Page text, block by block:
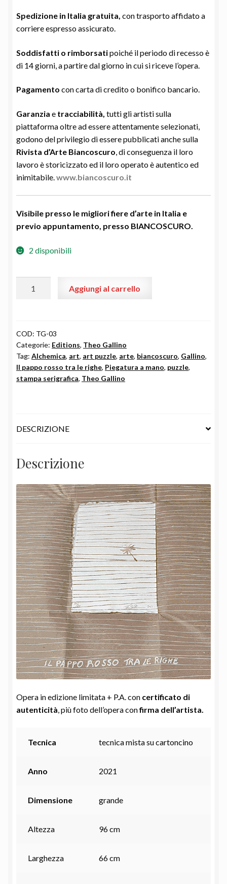
Spedizione in Italia gratuita, con trasporto affidato a
corriere espresso assicurato.
Soddisfatti o rimborsatipoiché il periodo di recesso è
di 14 giorni, a partire dal giorno in cui si riceve l’opera.
Pagamento con carta di credito o bonifico bancario.
Garanzia e tracciabilità, tutti gli artisti sulla
piattaforma oltre ad essere attentamente selezionati,
godono del privilegio di essere pubblicati anche sulla
Rivista d’Arte Biancoscuro, di conseguenza il loro
lavoro è storicizzato ed il loro operato è autentico ed
inimitabile.www.biancoscuro.it
Visibile presso le migliori fiere d’arte in Italia e
previo appuntamento, presso BIANCOSCURO.
2 disponibili
le
righe"
by
Theo
Gallino
Aggiungi al carrello
COD: TG-03
Categorie: Editions, Theo Gallino
Tag: Alchemica, art, art puzzle, arte, biancoscuro, Gallino,
Il pappo rosso tra le righe, Piegatura a mano, puzzle,
stampa serigrafica, Theo Gallino
DESCRIZIONE
Descrizione
Opera in edizione limitata + P.A. con certificato di
autenticità, più foto dell’opera confirma dell’artista.
Tecnica tecnica mista su cartoncino
Anno 2021
Dimensione grande
Altezza 96 cm
Larghezza 66 cm